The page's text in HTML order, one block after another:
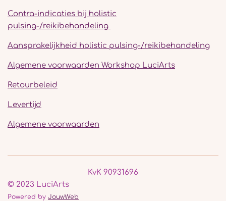
Contra-indicaties bij holistic
pulsing-/reikibehandeling
Aansprakelijkheid holistic pulsing-/reikibehandeling
Algemene voorwaarden Workshop LuciArts
Retourbeleid
Levertijd
Algemene voorwaarden
KvK 90931696
© 2023 LuciArts
Powered by JouwWeb